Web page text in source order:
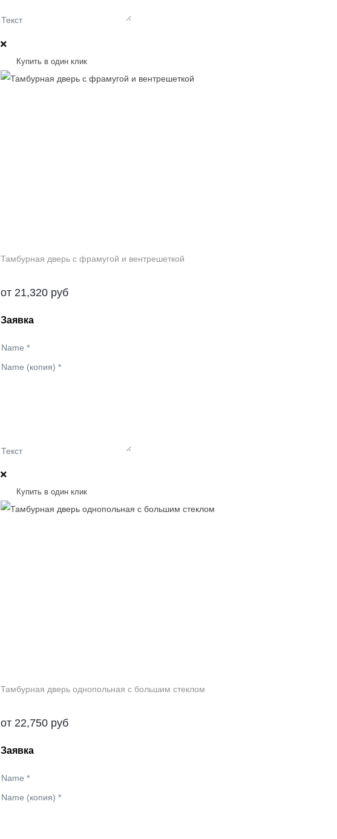
Текст
Купить в один клик
Тамбурная дверь с фрамугой и вентрешеткой
от 21,320 руб
Заявка
Name*
Name (копия)*
Текст
Купить в один клик
Тамбурная дверь однопольная с большим стеклом
от 22,750 руб
Заявка
Name*
Name (копия)*